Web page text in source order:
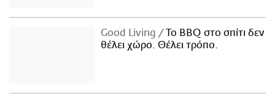
Good Living
Το BBQ στο σπίτι δεν
θέλει χώρο. Θέλει τρόπο.